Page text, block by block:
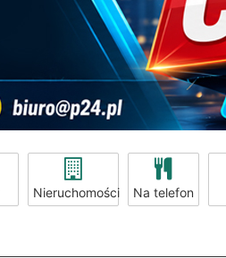
Nieruchomości Na telefon